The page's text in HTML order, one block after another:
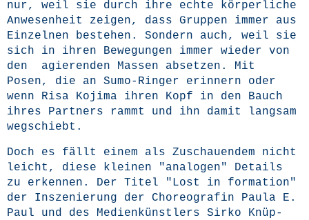
nur, weil sie durch ihre ech­te kör­per­li­che
Anwe­sen­heit zei­gen, dass Grup­pen immer aus
Ein­zel­nen bestehen. Son­dern auch, weil sie
sich in ihren Bewe­gun­gen immer wie­der von
den agie­ren­den Mas­sen abset­zen. Mit
Posen, die an Sumo-Rin­ger erin­nern oder
wenn Risa Koji­ma ihren Kopf in den Bauch
ihres Part­ners rammt und ihn damit lang­sam
wegschiebt.
Doch es fällt einem als Zuschau­en­dem nicht
leicht, die­se klei­nen "ana­lo­gen" Details
zu erken­nen. Der Titel "Lost in for­ma­ti­on"
der Insze­nie­rung der Cho­reo­gra­fin Pau­la E.
Paul und des Medi­en­künst­lers Sir­ko Knüp­